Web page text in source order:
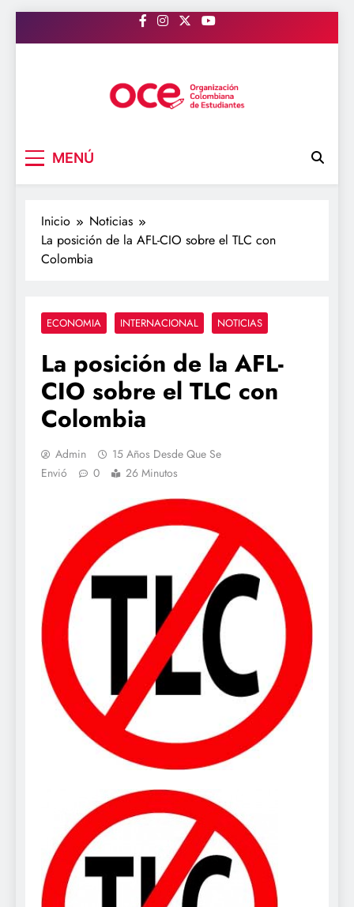
al
MENÚ
Inicio
Noticias
La posición de la AFL-CIO sobre el TLC con
Colombia
ECONOMIA INTERNACIONAL NOTICIAS
La posición de la AFL-
CIO sobre el TLC con
Colombia
Admin
15 Años Desde Que Se
Envió
0 26 Minutos